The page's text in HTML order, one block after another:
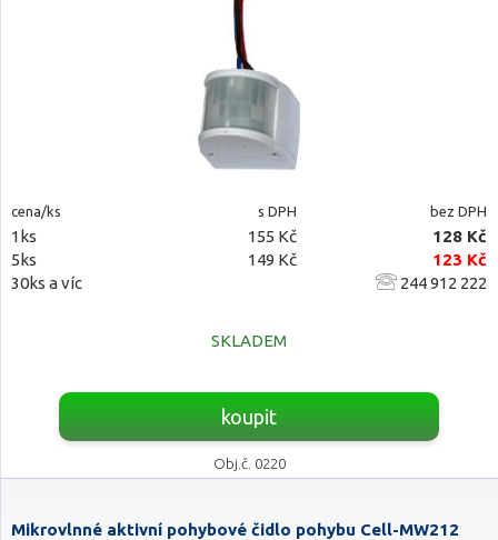
cena/ks s DPH bez DPH
1ks 155 Kč
128 Kč
5ks
149 Kč
123 Kč
30ks a víc
244 912 222
SKLADEM
koupit
Obj.č. 0220
Mikrovlnné aktivní pohybové čidlo pohybu Cell-MW212